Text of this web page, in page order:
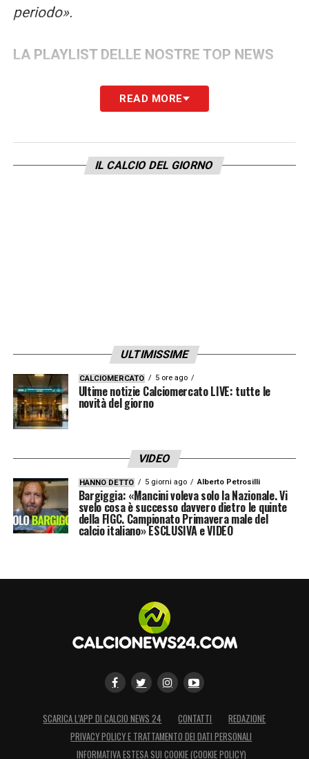
periodo».
LA PLAYLIST DELLE NOSTRE TOP NEWS
READ MORE
IL CALCIO DEL GIORNO
ULTIMISSIME
CALCIOMERCATO 5 ore ago
Ultime notizie Calciomercato LIVE: tutte le
novità del giorno
VIDEO
HANNO DETTO 5 giorni ago Alberto Petrosilli
Bargiggia: «Mancini voleva solo la Nazionale. Vi
svelo cosa è successo davvero dietro le quinte
della FIGC. Campionato Primavera male del
calcio italiano» ESCLUSIVA e VIDEO
SCARICA L’APP DI CALCIO NEWS 24 CONTATTI
REDAZIONE
PRIVACY POLICY E TRATTAMENTO DEI DATI PERSONALI
INFORMATIVA ESTESA SUI COOKIE (COOKIE POLICY)